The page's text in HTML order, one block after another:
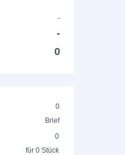
-
-
0
0
Brief
0
für 0 Stück